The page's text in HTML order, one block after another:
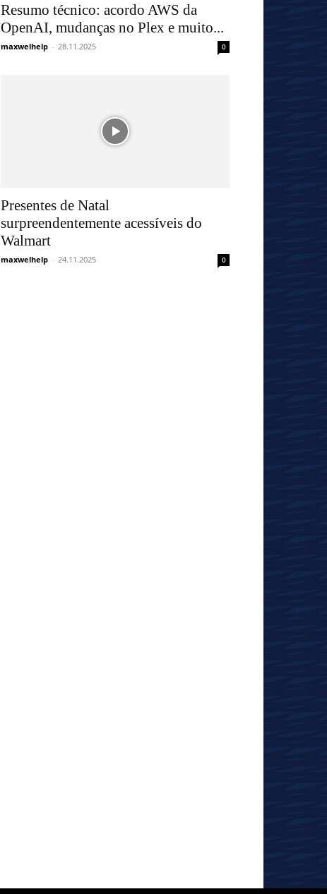
Resumo técnico: acordo AWS da
OpenAI, mudanças no Plex e muito...
maxwelhelp - 28.11.2025 0
Presentes de Natal
surpreendentemente acessíveis do
Walmart
maxwelhelp - 24.11.2025 0